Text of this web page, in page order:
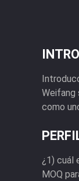
Weifang
como
¿1) cuál
MOQ